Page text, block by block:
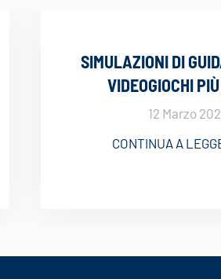
SIMULAZIONI DI
VIDEOGIOCHI
12 Marzo
CONTINUA A